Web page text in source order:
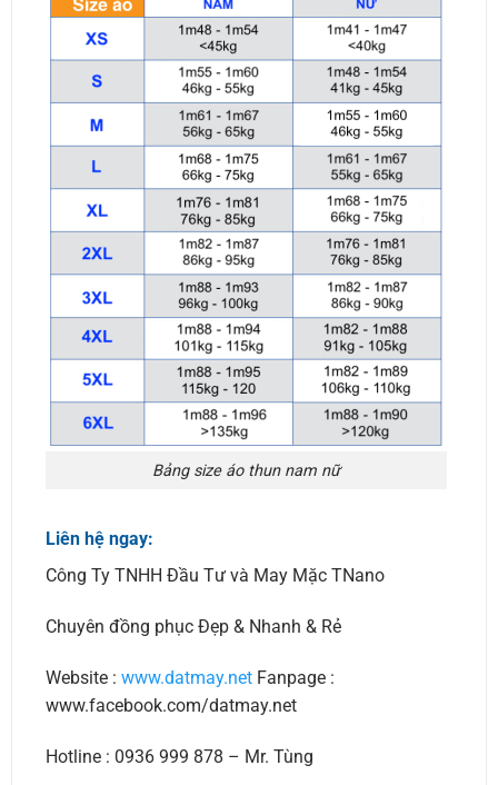
Bảng size áo thun nam nữ
Liên hệ ngay:
Công Ty TNHH Đầu Tư và May Mặc TNano
Chuyên đồng phục Đẹp & Nhanh & Rẻ
Website : www.datmay.netFanpage :
www.facebook.com/datmay.net
Hotline : 0936 999 878 – Mr. Tùng